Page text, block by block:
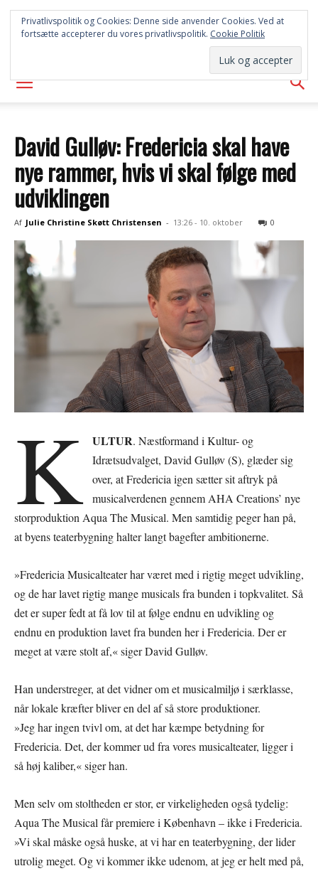
SYD
AVISEN
David Gulløv: Fredericia skal have
nye rammer, hvis vi skal følge med
udviklingen
Af Julie Christine Skøtt Christensen - 13:26 - 10. oktober 0
K ULTUR. Næstformand i Kultur- og
Idrætsudvalget, David Gulløv (S), glæder sig
over, at Fredericia igen sætter sit aftryk på
musicalverdenen gennem AHA Creations’ nye
storproduktion Aqua The Musical. Men samtidig peger han på,
at byens teaterbygning halter langt bagefter ambitionerne.
»Fredericia Musicalteater har været med i rigtig meget udvikling,
og de har lavet rigtig mange musicals fra bunden i topkvalitet. Så
det er super fedt at få lov til at følge endnu en udvikling og
endnu en produktion lavet fra bunden her i Fredericia. Der er
meget at være stolt af,« siger David Gulløv.
Han understreger, at det vidner om et musicalmiljø i særklasse,
når lokale kræfter bliver en del af så store produktioner.
»Jeg har ingen tvivl om, at det har kæmpe betydning for
Fredericia. Det, der kommer ud fra vores musicalteater, ligger i
så høj kaliber,« siger han.
Men selv om stoltheden er stor, er virkeligheden også tydelig:
Aqua The Musical får premiere i København – ikke i Fredericia.
»Vi skal måske også huske, at vi har en teaterbygning, der lider
utrolig meget. Og vi kommer ikke udenom, at jeg er helt med på,
Privatlivspolitik og Cookies: Denne side anvender Cookies. Ved at
fortsætte accepterer du vores privatlivspolitik. Cookie Politik